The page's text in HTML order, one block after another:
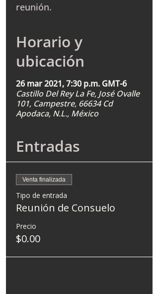
reunión.
Horario y
ubicación
26 mar 2021, 7:30 p.m. GMT-6
Castillo Del Rey La Fe, José Ovalle
101, Campestre, 66634 Cd
Apodaca, N.L., México
Entradas
Venta finalizada
Tipo de entrada
Reunión de Consuelo
Precio
$0.00